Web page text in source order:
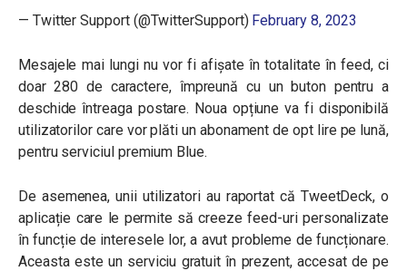
— Twitter Support (@TwitterSupport) February 8, 2023
Mesajele mai lungi nu vor fi afișate în totalitate în feed, ci
doar 280 de caractere, împreună cu un buton pentru a
deschide întreaga postare. Noua opțiune va fi disponibilă
utilizatorilor care vor plăti un abonament de opt lire pe lună,
pentru serviciul premium Blue.
De asemenea, unii utilizatori au raportat că TweetDeck, o
aplicație care le permite să creeze feed-uri personalizate
în funcție de interesele lor, a avut probleme de funcționare.
Aceasta este un serviciu gratuit în prezent, accesat de pe